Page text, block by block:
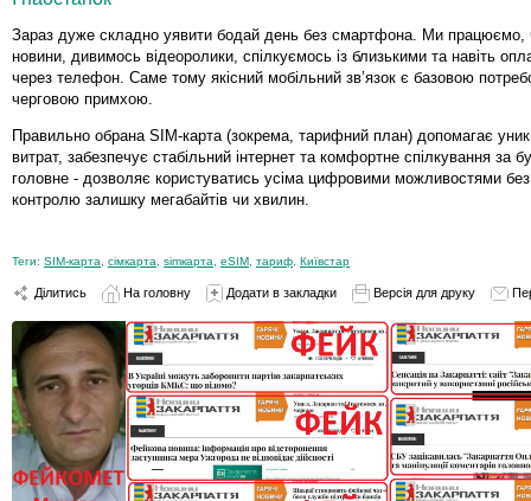
Зараз дуже складно уявити бодай день без смартфона. Ми працюємо,
новини, дивимось відеоролики, спілкуємось із близькими та навіть
через телефон. Саме тому якісний мобільний зв’язок є базовою
черговою примхою.
Правильно обрана SIM-карта (зокрема, тарифний план) допомагає
витрат, забезпечує стабільний інтернет та комфортне спілкування за
головне - дозволяє користуватись усіма цифровими можливостями без
контролю залишку мегабайтів чи хвилин.
Теги: SIM-карта сімкарта simкарта eSIM тариф Київстар
Ділитись На головну Додати в закладки Версія для друку